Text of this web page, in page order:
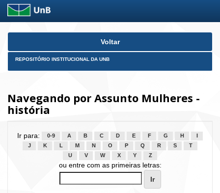
Skip
Voltar
REPOSITÓRIO INSTITUCIONAL DA UNB
Navegando por Assunto Mulheres -
história
Ir para: 0-9 A B C D E F G H
J
K L M N O P Q R S
T
U
V W X Y Z
ou entre com as primeiras letras: